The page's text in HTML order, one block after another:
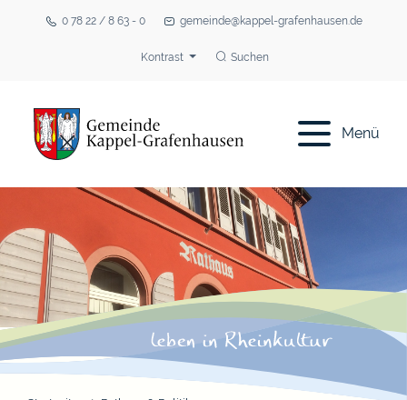
0 78 22 / 8 63 - 0 gemeinde@kappel-grafenhausen.de
Kontrast Suchen
Menü